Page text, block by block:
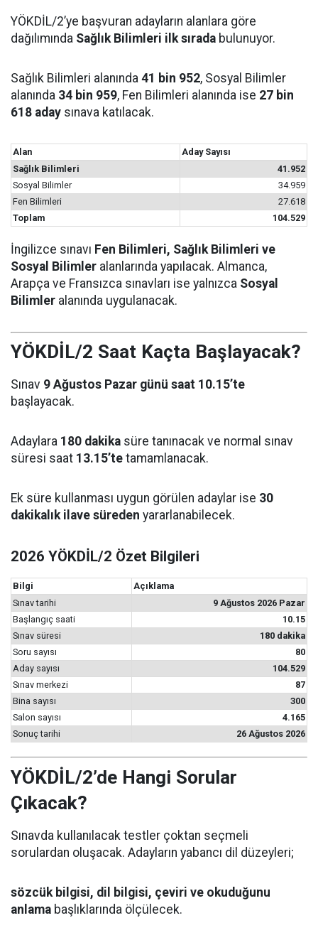
YÖKDİL/2’ye başvuran adayların alanlara göre
dağılımında Sağlık Bilimleri ilk sırada bulunuyor.
Sağlık Bilimleri alanında 41 bin 952, Sosyal Bilimler
alanında 34 bin 959, Fen Bilimleri alanında ise 27 bin
618 aday sınava katılacak.
Alan
Aday Sayısı
Sağlık Bilimleri
41.952
Sosyal Bilimler
34.959
Fen Bilimleri
27.618
Toplam
104.529
İngilizce sınavı Fen Bilimleri, Sağlık Bilimleri ve
Sosyal Bilimler alanlarında yapılacak. Almanca,
Arapça ve Fransızca sınavları ise yalnızca Sosyal
Bilimler alanında uygulanacak.
YÖKDİL/2 Saat Kaçta Başlayacak?
Sınav 9 Ağustos Pazar günü saat 10.15’te
başlayacak.
Adaylara 180 dakika süre tanınacak ve normal sınav
süresi saat 13.15’te tamamlanacak.
Ek süre kullanması uygun görülen adaylar ise 30
dakikalık ilave süreden yararlanabilecek.
2026 YÖKDİL/2 Özet Bilgileri
Bilgi
Açıklama
Sınav tarihi
9 Ağustos 2026 Pazar
Başlangıç saati
10.15
Sınav süresi
180 dakika
Soru sayısı
80
Aday sayısı
104.529
Sınav merkezi
87
Bina sayısı
300
Salon sayısı
4.165
Sonuç tarihi
26 Ağustos 2026
YÖKDİL/2’de Hangi Sorular
Çıkacak?
Sınavda kullanılacak testler çoktan seçmeli
sorulardan oluşacak. Adayların yabancı dil düzeyleri;
sözcük bilgisi, dil bilgisi, çeviri ve okuduğunu
anlama başlıklarında ölçülecek.